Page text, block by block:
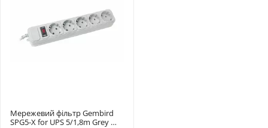
Мережевий фільтр Gembird
SPG5-X for UPS 5/1,8m Grey